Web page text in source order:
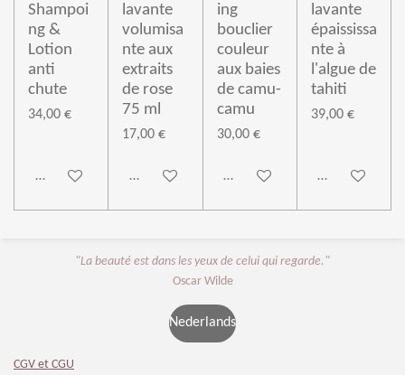
Shampoi
ng &
Lotion
anti
chute
34,00 €
Ajouter au panier
lavante
volumisa
nte aux
extraits
de rose
75 ml
17,00 €
Ajouter au panier
ing
bouclier
couleur
aux baies
de camu-
camu
30,00 €
Ajouter au panier
lavante
épaississa
nte à
l'algue de
tahiti
39,00 €
Ajouter au
"La beauté est dans les yeux de celui qui regarde."
Oscar Wilde
Nederlands
CGV et CGU